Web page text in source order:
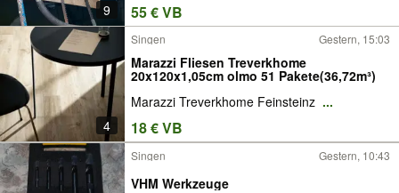
9 55 € VB
4
Singen Gestern, 15:03
Marazzi Fliesen Treverkhome
20x120x1,05cm olmo 51 Pakete(36,72m³)
Marazzi Treverkhome Feinsteinz ...
18 € VB
Singen Gestern, 10:43
VHM Werkzeuge